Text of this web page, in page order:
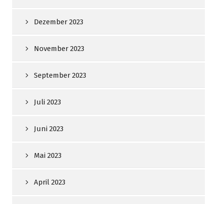
Dezember 2023
November 2023
September 2023
Juli 2023
Juni 2023
Mai 2023
April 2023